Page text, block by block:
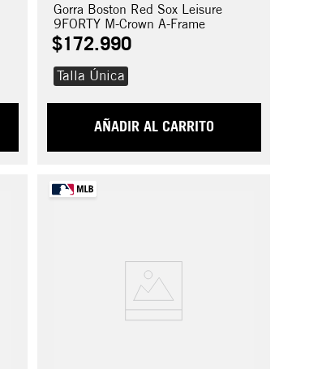
Gorra Boston Red Sox Leisure
9FORTY M-Crown A-Frame
$172.990
Talla Única
AÑADIR AL CARRITO